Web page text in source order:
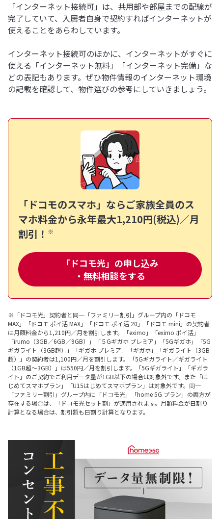
「インターネット接続可」は、共用部や部屋までの配線が
完了していて、入居者自身で契約すればインターネットが
使えることをあらわしています。
インターネット接続可のほかに、インターネットがすぐに
使える「インターネット無料」「インターネット完備」な
どの表記もあります。ぜひ物件情報のインターネット環境
の記載を確認して、物件選びの参考にしていきましょう。
「ドコモのスマホ」ならご家族全員のス
マホ料金から永年最大1,210円(税込)／月
割引！ ※
「ドコモ光」の申し込み
・無料相談をする
※「ドコモ光」契約者と同一「ファミリー割引」グループ内の「ドコモ
MAX」「ドコモ ポイ活 MAX」「ドコモ ポイ活 20」「ドコモ mini」の契約者
は月額料金から1,210円／月を割引します。「eximo」「eximo ポイ活」
「irumo（3GB／6GB／9GB）」「５Gギガホ プレミア」「5Gギガホ」「5G
ギガライト（3GB超）」「ギガホ プレミア」「ギガホ」「ギガライト（3GB
超）」の契約者は1,100円／月を割引します。「5Gギガライト／ギガライト
（1GB超～3GB）」は550円／月を割引します。「5Gギガライト」「ギガラ
イト」のご契約でご利用データ量が1GB以下の場合は対象外です。また「は
じめてスマホプラン」「U15はじめてスマホプラン」は対象外です。同一
「ファミリー割引」グループ内に「ドコモ光」「home 5G プラン」の両方が
存在する場合は、「ドコモ光セット割」が適用されます。月額料金が日割り
計算となる場合は、割引額も日割り計算となります。